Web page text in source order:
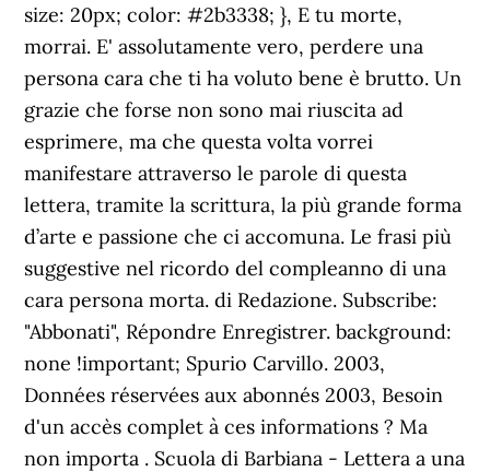
size: 20px; color: #2b3338; }, E tu morte,
morrai. E' assolutamente vero, perdere una
persona cara che ti ha voluto bene è brutto. Un
grazie che forse non sono mai riuscita ad
esprimere, ma che questa volta vorrei
manifestare attraverso le parole di questa
lettera, tramite la scrittura, la più grande forma
d’arte e passione che ci accomuna. Le frasi più
suggestive nel ricordo del compleanno di una
cara persona morta. di Redazione. Subscribe:
"Abbonati", Répondre Enregistrer. background:
none !important; Spurio Carvillo. 2003,
Données réservées aux abonnés 2003, Besoin
d'un accès complet à ces informations ? Ma
non importa . Scuola di Barbiana - Lettera a una